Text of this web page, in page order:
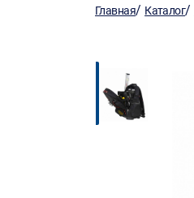
Главная/ Каталог/